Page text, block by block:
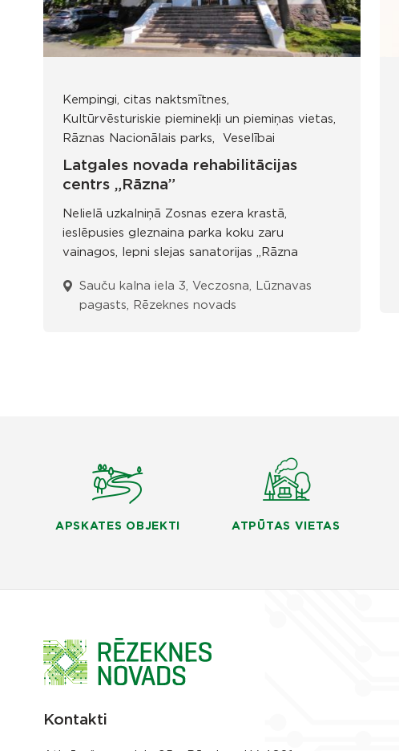
Kempingi, citas naktsmītnes
Kultūrvēsturiskie pieminekļi un piemiņas vietas
Rāznas Nacionālais parks
Veselībai
Latgales novada rehabilitācijas
centrs „Rāzna”
Nelielā uzkalniņā Zosnas ezera krastā,
ieslēpusies gleznaina parka koku zaru
vainagos, lepni slejas sanatorijas „Rāzna
Sauču kalna iela 3, Veczosna, Lūznavas
pagasts, Rēzeknes novads
APSKATES OBJEKTI ATPŪTAS VIETAS
Kontakti